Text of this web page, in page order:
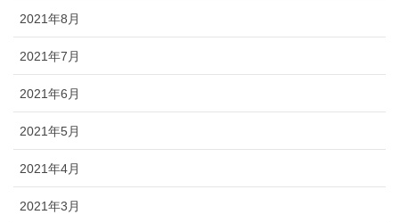
2021年8月
2021年7月
2021年6月
2021年5月
2021年4月
2021年3月